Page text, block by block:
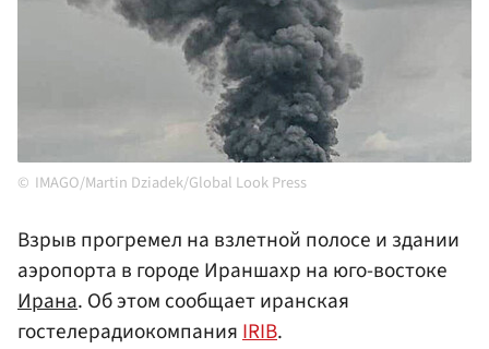
IMAGO/Martin Dziadek/Global Look Press
Взрыв прогремел на взлетной полосе и здании
аэропорта в городе Ираншахр на юго-востоке
Ирана. Об этом сообщает иранская
гостелерадиокомпанияIRIB.